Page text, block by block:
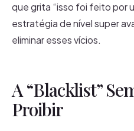
que grita “isso foi feito por
estratégia de nível super
eliminar esses vícios.
A “Blacklist”
Proibir